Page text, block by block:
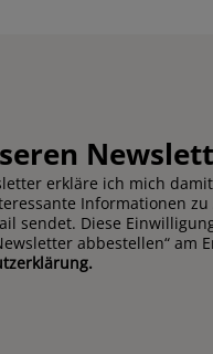
erkläre ich mich
Informationen
sendet. Diese
abbestellen“ am